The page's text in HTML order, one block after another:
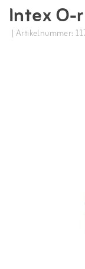
Intex
| Artikelnummer: